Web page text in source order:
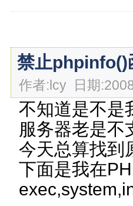
禁止phpinfo()
作者:lcy 日期
不知道是不是
服务器老是不
今天总算找到
下面是我在